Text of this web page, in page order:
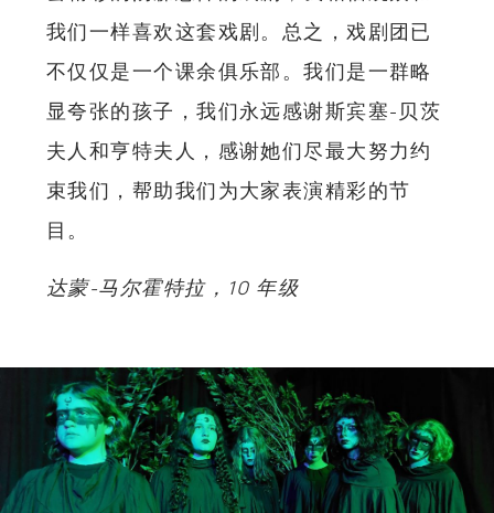
我们一样喜欢这套戏剧。总之，戏剧团已
不仅仅是一个课余俱乐部。我们是一群略
显夸张的孩子，我们永远感谢斯宾塞-贝茨
夫人和亨特夫人，感谢她们尽最大努力约
束我们，帮助我们为大家表演精彩的节
目。
达蒙-马尔霍特拉，10 年级